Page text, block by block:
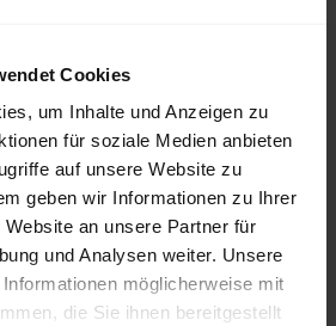
Cookies
um Inhalte und Anzeigen zu
für soziale Medien anbieten
auf unsere Website zu
geben wir Informationen zu Ihrer
an unsere Partner für
und Analysen weiter. Unsere
möglicherweise mit
die Sie ihnen bereitgestellt
Ware Sackware
Januar
2026
Mai
2026
für Holzpellets in Deutschland
auf unsererPelletspreise-Seite
nachvollziehen.